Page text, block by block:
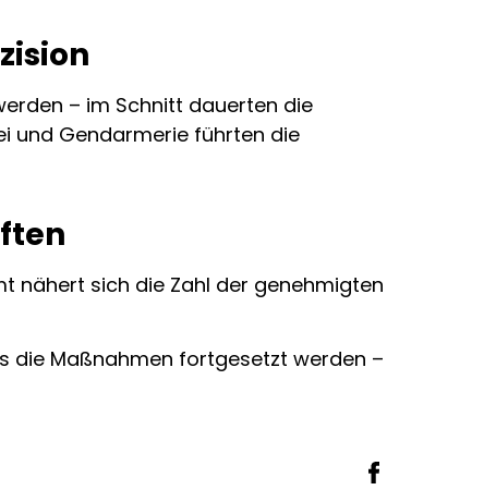
– im Schnitt dauerten die
und Gendarmerie führten die
nähert sich die Zahl der genehmigten
die Maßnahmen fortgesetzt werden –